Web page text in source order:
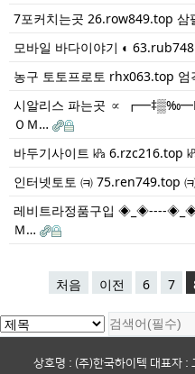
7포커치는곳 26.row849.top 삼
모바일 바다이야기 ◐
농구 토토프로토 rhx063.top 엄
시알리스 파는곳 ∝
ＯＭ…
바두기사이트 ㎪ 6.rzc216.top
인터넷토토 ㈊ 75.ren749.top
레비트라정품구입 ◈_◈----◈_◈
Ｍ…
처음 이전 6 7
상호명 : (주)한국하이텍 대표자